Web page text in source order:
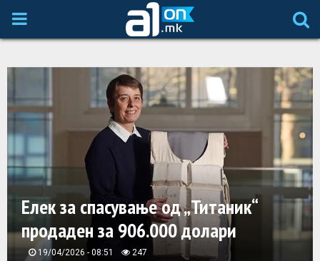
P
M
A
R
Y
Елек за спасување од „Титаник“
продаден за 906.000 долари
19/04/2026 - 08:51 247